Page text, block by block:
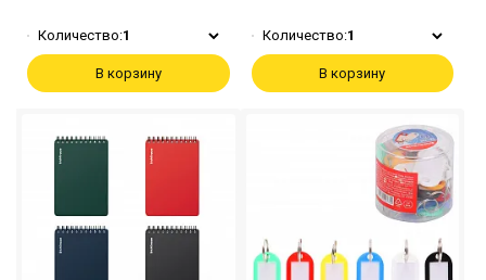
Количество:1
В корзину
Количество:1
В корзину